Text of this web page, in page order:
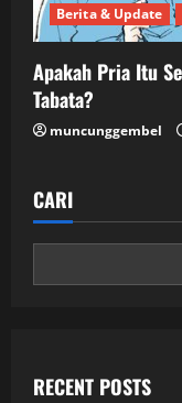
Berita & Update
Apakah Pria Itu
Tabata?
muncunggembel
CARI
RECENT POSTS